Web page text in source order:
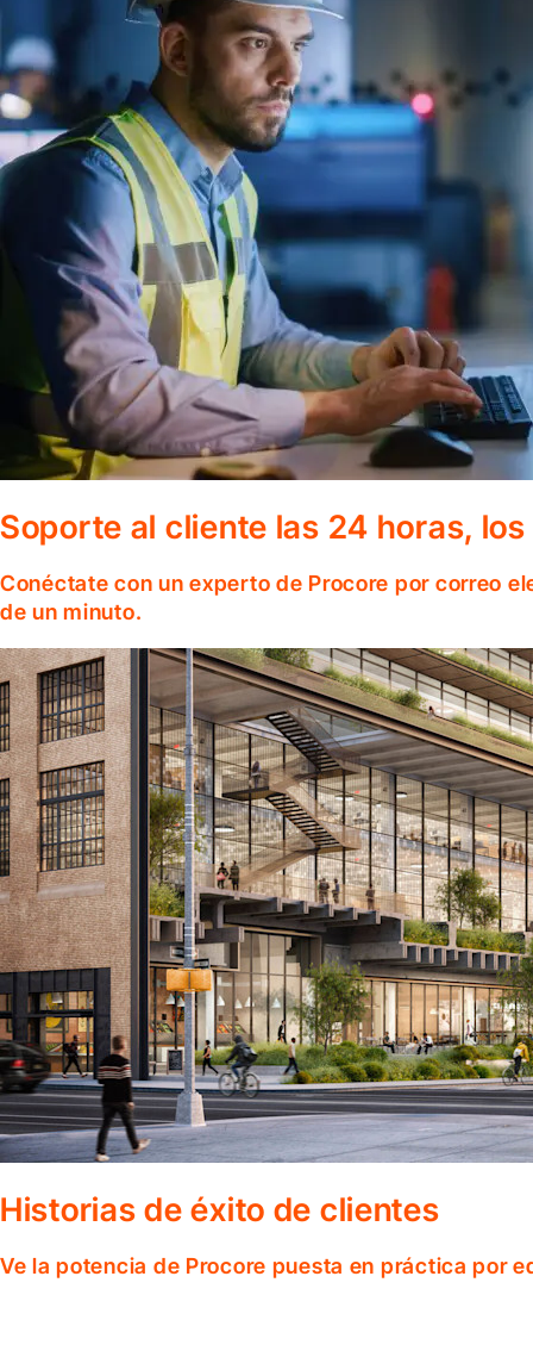
Soporte al cliente las 24 horas,
Conéctate con un experto de Procore por correo
de un minuto.
Historias de éxito de clientes
Ve la potencia de Procore puesta en práctica por